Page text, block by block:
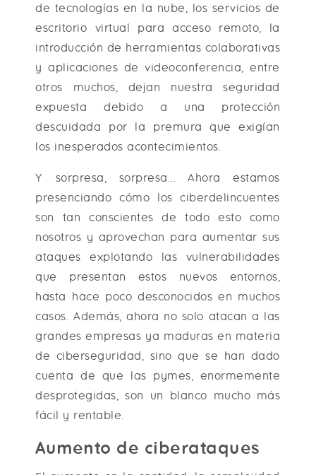
de tecnologías en la nube, los servicios de
escritorio virtual para acceso remoto, la
introducción de herramientas colaborativas
y aplicaciones de videoconferencia, entre
otros muchos, dejan nuestra seguridad
expuesta debido a una protección
descuidada por la premura que exigían
los inesperados acontecimientos.
Y sorpresa, sorpresa… Ahora estamos
presenciando cómo los ciberdelincuentes
son tan conscientes de todo esto como
nosotros y aprovechan para aumentar sus
ataques explotando las vulnerabilidades
que presentan estos nuevos entornos,
hasta hace poco desconocidos en muchos
casos. Además, ahora no solo atacan a las
grandes empresas ya maduras en materia
de ciberseguridad, sino que se han dado
cuenta de que las pymes, enormemente
desprotegidas, son un blanco mucho más
fácil y rentable.
Aumento de ciberataques